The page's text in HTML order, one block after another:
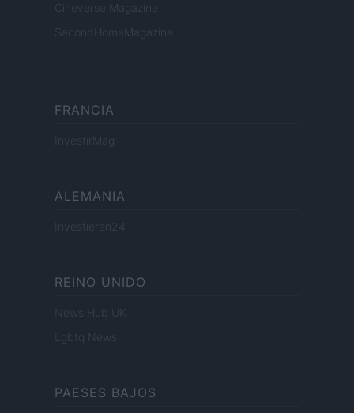
Cineverse Magazine
SecondHomeMagazine
FRANCIA
InvestirMag
ALEMANIA
Investieren24
REINO UNIDO
News Hub UK
Lgbtq News
PAESES BAJOS